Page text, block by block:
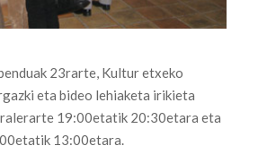
23rarte, Kultur etxeko
eta bideo lehiaketa irikieta
19:00etatik 20:30etara eta
13:00etara.